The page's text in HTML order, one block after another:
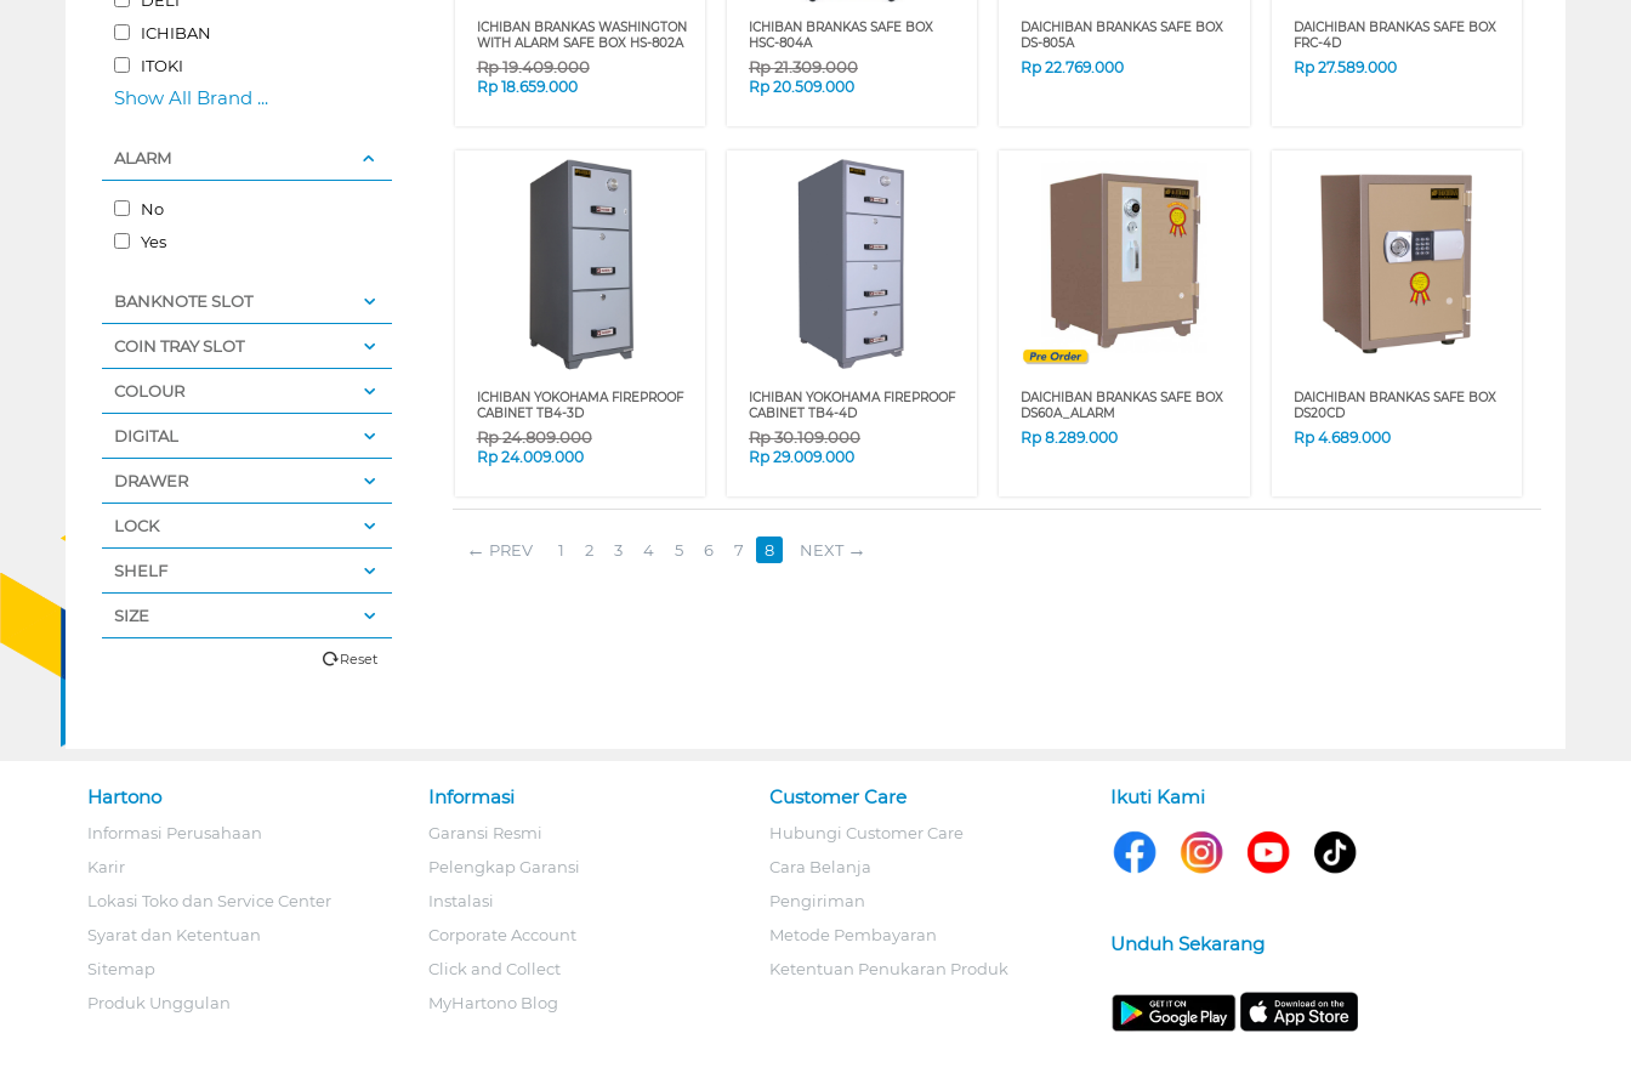
ICHIBAN
ITOKI
Show All Brand ...
ALARM
No
Yes
BANKNOTE SLOT
COIN TRAY SLOT
COLOUR
DIGITAL
DRAWER
LOCK
SHELF
SIZE
Reset
ICHIBAN BRANKAS WASHINGTON
WITH ALARM SAFE BOX HS-802A
Rp19.409.000
Rp 18.659.000
ICHIBAN BRANKAS SAFE BOX
HSC-804A
Rp21.309.000
Rp 20.509.000
DAICHIBAN BRANKAS SAFE BOX
DS-805A
Rp22.769.000
DAICHIBAN BRANKAS SAFE BOX
FRC-4D
Rp 27.589.000
ICHIBAN YOKOHAMA FIREPROOF
CABINET TB4-3D
Rp24.809.000
Rp 24.009.000
ICHIBAN YOKOHAMA FIREPROOF
CABINET TB4-4D
Rp30.109.000
Rp 29.009.000
DAICHIBAN BRANKAS SAFE BOX
DS60A_ALARM
Rp8.289.000
DAICHIBAN BRANKAS SAFE BOX
DS20CD
Rp 4.689.000
PREV 1 2 3 4 5 6 7 8 NEXT
Hartono
Informasi Perusahaan
Karir
Lokasi Toko dan Service Center
Syarat dan Ketentuan
Sitemap
Produk Unggulan
Informasi
Garansi Resmi
Pelengkap Garansi
Instalasi
Corporate Account
Click and Collect
MyHartono Blog
Customer Care
Hubungi Customer Care
Cara Belanja
Pengiriman
Metode Pembayaran
Ketentuan Penukaran Produk
Ikuti Kami
Unduh Sekarang